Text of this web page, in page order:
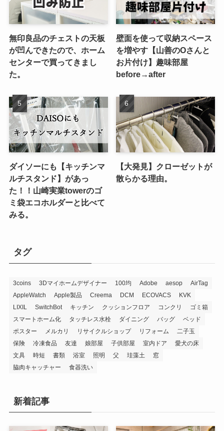
無印良品のチェストの天板
が凹んできたので、ホーム
センターで買ってきまし
た。
壁面を使って収納スペース
を増やす【山善のOさんと
お片付け】趣味部屋
before→after
ダイソーにも【キッチンマ
ルチスタンド】があっ
た！！山崎実業towerのゴ
ミ袋エコホルダーと比べて
みる。
【大発見】クローゼットが
散らかる理由。
タグ
3coins 3Dマイホームデザイナー 100均 Adobe aesop
AirTag
AppleWatch
Apple製品 Creema DCM ECOVACS
KVK
LIXIL
SwitchBot キッチン クッションフロア コンクリ
ゴミ箱
スマートホーム化
タッチレス水栓 ダイニング バッグ
ベッド
ポスター
メルカリ リサイクルショップ リフォーム
二子玉
保険
冷凍食品 友達 娘部屋 子供部屋 室内ドア
愛犬の床
文具
時短 書類 浴室 照明 父 珪藻土
窓
脇肉キャッチャー
食器洗い
新着記事